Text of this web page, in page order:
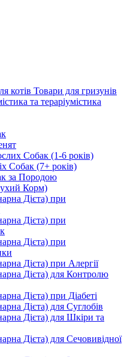
котів Товари для гризунів
та тераріумістика
Собак (1-6 років)
Собак (7+ років)
за Породою
Корм)
Дієта) при
Дієта) при
Дієта) при
Дієта) при Алергії
Дієта) для Контролю
Дієта) при Діабеті
Дієта) для Суглобів
Дієта) для Шкіри та
Дієта) для Сечовивідної